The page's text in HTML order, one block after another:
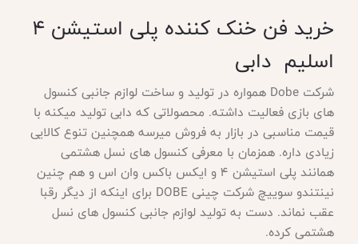
خرید فن خنک کننده پلی استیشن 4
اسلیم دابی
شرکت
Dobe همواره در تولید و ساخت لوازم جانبی کنسول
های بازی فعالیت داشته. محصولاتی که دابی تولید میکنه با
قیمت مناسبی در بازار به فروش میرسه همچنین تنوع کالایی
زیادی داره. همزمان با معرفی کنسول های نسل هشتمی
همانند پلی استیشن 4 و ایکس باکس وان اس و هم چنین
نینتندو سوییچ شرکت چینی DOBE برای اینکه از دیگر رقبا
عقب نماند. دست به تولید لوازم جانبی کنسول های نسل
هشتمی کرده.